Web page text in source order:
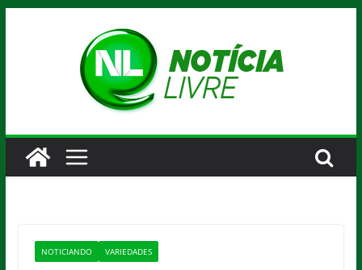
NOTICIANDO VARIEDADES